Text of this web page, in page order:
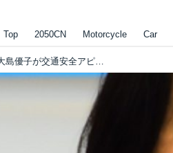
Top 2050CN Motorcycle Car
【東京モーターサイクルショー15】大島優子が交通安全アピール「マナー守れるライダーがカッコイイ」